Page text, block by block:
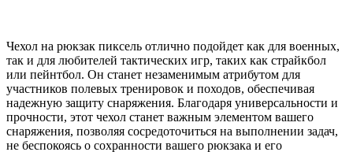
Чехол на рюкзак пиксель отлично подойдет как для военных,
так и для любителей тактических игр, таких как страйкбол
или пейнтбол. Он станет незаменимым атрибутом для
участников полевых тренировок и походов, обеспечивая
надежную защиту снаряжения. Благодаря универсальности и
прочности, этот чехол станет важным элементом вашего
снаряжения, позволяя сосредоточиться на выполнении задач,
не беспокоясь о сохранности вашего рюкзака и его